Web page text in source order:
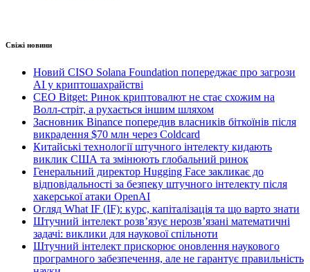
Свіжі новини
Новий CISO Solana Foundation попереджає про загрози
AI у криптошахрайстві
CEO Bitget: Ринок криптовалют не стає схожим на
Волл-стріт, а рухається іншим шляхом
Засновник Binance попередив власників біткоїнів після
викрадення $70 млн через Coldcard
Китайські технології штучного інтелекту кидають
виклик США та змінюють глобальний ринок
Генеральний директор Hugging Face закликає до
відповідальності за безпеку штучного інтелекту після
хакерської атаки OpenAI
Огляд What IF (IF): курс, капіталізація та що варто знати
Штучний інтелект розв’язує нерозв’язані математичні
задачі: виклики для наукової спільноти
Штучний інтелект прискорює оновлення наукового
програмного забезпечення, але не гарантує правильність